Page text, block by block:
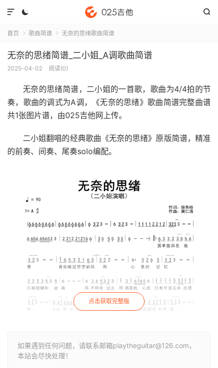
 

首页  歌曲简谱  无奈的思绪歌曲简谱
无奈的思绪简谱_二小姐_A调歌曲简谱
2025-04-02 阅读(0)
无奈的思绪简谱，二小姐的一首歌，歌曲为4/4拍的节
奏，歌曲的调式为A调，《无奈的思绪》歌曲简谱完整曲谱
共1张图片谱，由025吉他网上传。
二小姐翻唱的经典歌曲《无奈的思绪》原版简谱，精准
的前奏、间奏、尾奏solo编配。
点击获取完整版
如果遇到任何问题，请联系邮箱playtheguitar@126.com，
本站会尽快处理！